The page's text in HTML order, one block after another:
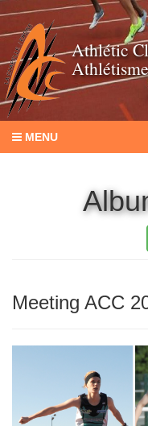
Athlétic
Athlétisme
MENU
Meeting ACC